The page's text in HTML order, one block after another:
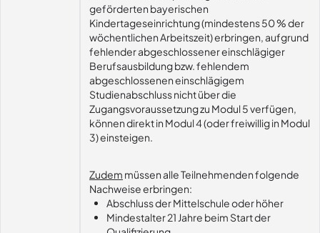
geförderten bayerischen
Kindertageseinrichtung (mindestens 50 % der
wöchentlichen Arbeitszeit) erbringen, aufgrund
fehlender abgeschlossener einschlägiger
Berufsausbildung bzw. fehlendem
abgeschlossenen einschlägigem
Studienabschluss nicht über die
Zugangsvoraussetzung zu Modul 5 verfügen,
können direkt in Modul 4 (oder freiwillig in Modul
3) einsteigen.
Zudem müssen alle Teilnehmenden folgende
Nachweise erbringen:
Abschluss der Mittelschule oder höher
Mindestalter 21 Jahre beim Start der